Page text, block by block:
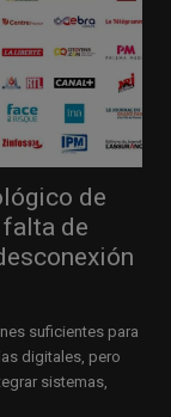
de
de
suficientes para
digitales, pero
sistemas,